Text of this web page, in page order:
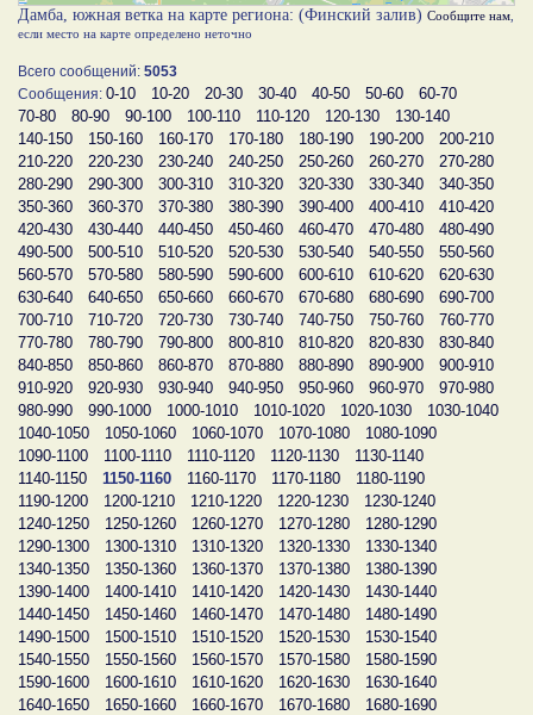
Дамба, южная ветка на карте региона: (Финский залив) Сообщите нам
если место на карте определено неточно
Всего сообщений: 5053
Сообщения: 0-10 10-20 20-30 30-40 40-50 50-60
60-70
70-80
80-90 90-100 100-110 110-120 120-130
130-140
140-150
150-160 160-170 170-180 180-190 190-200
200-210
210-220
220-230 230-240 240-250 250-260 260-270
270-280
280-290
290-300 300-310 310-320 320-330 330-340
340-350
350-360
360-370 370-380 380-390 390-400 400-410
410-420
420-430
430-440 440-450 450-460 460-470 470-480
480-490
490-500
500-510 510-520 520-530 530-540 540-550
550-560
560-570
570-580 580-590 590-600 600-610 610-620
620-630
630-640
640-650 650-660 660-670 670-680 680-690
690-700
700-710
710-720 720-730 730-740 740-750 750-760
760-770
770-780
780-790 790-800 800-810 810-820 820-830
830-840
840-850
850-860 860-870 870-880 880-890 890-900
900-910
910-920
920-930 930-940 940-950 950-960 960-970
970-980
980-990
990-1000 1000-1010 1010-1020 1020-1030
1030-1040
1040-1050
1050-1060 1060-1070 1070-1080
1080-1090
1090-1100
1100-1110 1110-1120 1120-1130
1130-1140
1140-1150
1150-1160 1160-1170 1170-1180
1180-1190
1190-1200
1200-1210 1210-1220 1220-1230
1230-1240
1240-1250
1250-1260 1260-1270 1270-1280
1280-1290
1290-1300
1300-1310 1310-1320 1320-1330
1330-1340
1340-1350
1350-1360 1360-1370 1370-1380
1380-1390
1390-1400
1400-1410 1410-1420 1420-1430
1430-1440
1440-1450
1450-1460 1460-1470 1470-1480
1480-1490
1490-1500
1500-1510 1510-1520 1520-1530
1530-1540
1540-1550
1550-1560 1560-1570 1570-1580
1580-1590
1590-1600
1600-1610 1610-1620 1620-1630
1630-1640
1640-1650
1650-1660 1660-1670 1670-1680
1680-1690